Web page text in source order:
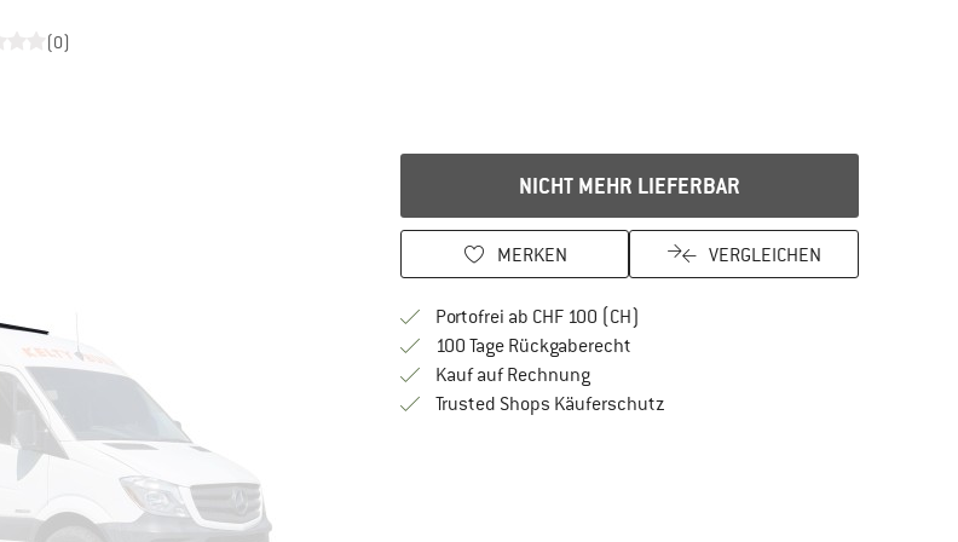
(0)
NICHT MEHR LIEFERBAR
MERKEN VERGLEICHEN
Portofrei ab CHF 100 (CH)
100 Tage RückgaberechtGehe hier zu den Rückgabe-Richtlinien
Kauf auf RechnungFinde die Zahlungs-Infos hier! Öffnet sich in
Trusted Shops KäuferschutzFinde alle Infos hier!